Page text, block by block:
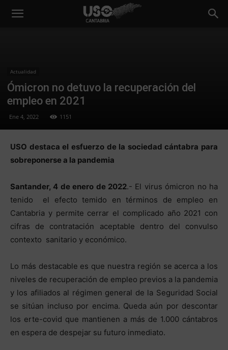
Actualidad
Ómicron no detuvo la recuperación del
empleo en 2021
Ene 4, 2022 1151
USO destaca el esfuerzo de la sociedad cántabra para
sobreponerse a la pandemia
Santander, 4 de enero de 2022.- El virus ómicron no ha
tenido el efecto temido en términos de empleo en
Cantabria y permite cerrar el complicado año 2021 con
cifras de contratación aceptable dentro del convulso
contexto sanitario y económico.
Lo más destacable es que nuestra región se acerca a los
niveles de recuperación de empleo previos a la pandemia
y los afiliados al régimen general de la Seguridad Social
se sitúan incluso por encima. Queda aún por descontar
los erte-covid que mantienen a más de 1.000 cántabros
en espera de despejar su futuro inmediato.